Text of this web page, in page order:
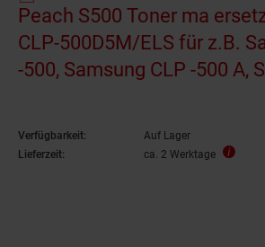
Peach S500 Toner ma ersetzt Samsung
CLP-500D5M/ELS für z.B.
-500, Samsung CLP -500 A,
Verfügbarkeit:
Auf Lager
Lieferzeit:
ca. 2 Werktage